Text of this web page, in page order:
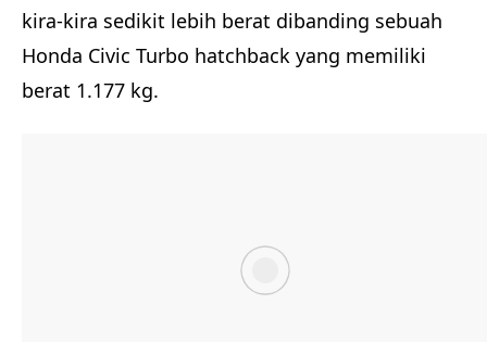
kira-kira sedikit lebih berat dibanding sebuah
Honda Civic Turbo hatchback yang memiliki
berat 1.177 kg.